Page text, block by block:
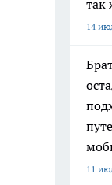
так
14
11